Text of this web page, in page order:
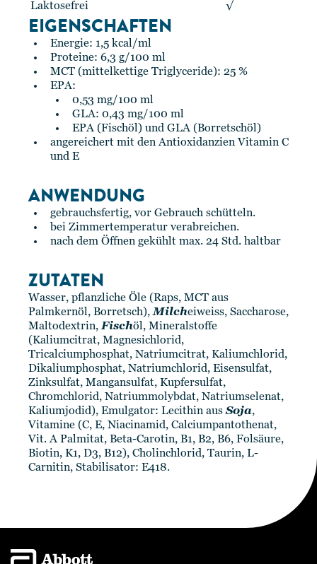
EIGENSCHAFTEN
Energie: 1,5 kcal/ml
Proteine: 6,3 g/100 ml
MCT (mittelkettige Triglyceride): 25 %
EPA:
0,53 mg/100 ml
GLA: 0,43 mg/100 ml
EPA (Fischöl) und GLA (Borretschöl)
angereichert mit den Antioxidanzien Vitamin C
und E
ANWENDUNG
gebrauchsfertig, vor Gebrauch schütteln.
bei Zimmertemperatur verabreichen.
nach dem Öffnen gekühlt max. 24 Std. haltbar
ZUTATEN
Wasser, pflanzliche Öle (Raps, MCT aus
Palmkernöl, Borretsch),Milcheiweiss, Saccharose,
Maltodextrin,Fischöl, Mineralstoffe
(Kaliumcitrat, Magnesichlorid,
Tricalciumphosphat, Natriumcitrat, Kaliumchlorid,
Dikaliumphosphat, Natriumchlorid, Eisensulfat,
Zinksulfat, Mangansulfat, Kupfersulfat,
Chromchlorid, Natriummolybdat, Natriumselenat,
Kaliumjodid), Emulgator: Lecithin ausSoja,
Vitamine (C, E, Niacinamid, Calciumpantothenat,
Vit. A Palmitat, Beta-Carotin, B1, B2, B6, Folsäure,
Biotin, K1, D3, B12), Cholinchlorid, Taurin, L-
Carnitin, Stabilisator: E418.
Laktosefrei
√